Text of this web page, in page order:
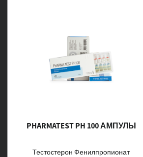
PHARMATEST PH 100 АМПУЛЫ
Тестостерон Фенилпропионат